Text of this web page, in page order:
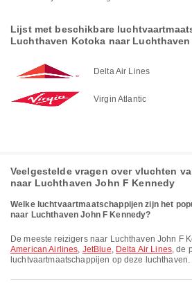
Lijst met beschikbare
Luchthaven Kotoka naar
Delta Air Lines
Virgin Atlantic
Veelgestelde vragen over vluchten
naar Luchthaven John F Kennedy
Welke luchtvaartmaatschappijen zijn het
naar Luchthaven John F Kennedy?
De meeste reizigers naar Luchthaven John F
American Airlines, JetBlue, Delta Air Lines, de
luchtvaartmaatschappijen op deze luchthaven.